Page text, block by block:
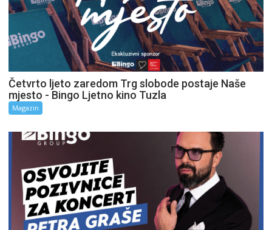
Četvrto ljeto zaredom Trg slobode postaje Naše
mjesto - Bingo Ljetno kino Tuzla
Magazin